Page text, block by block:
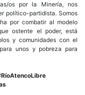
os por la Minería, nos
político-partidista. Somos
por combatir al modelo
ostente el poder, está
y comunidades con el
unos y pobreza para